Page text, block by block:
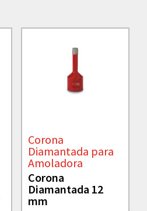
Corona
Diamantada para
Amoladora
Corona
Diamantada 12
mm